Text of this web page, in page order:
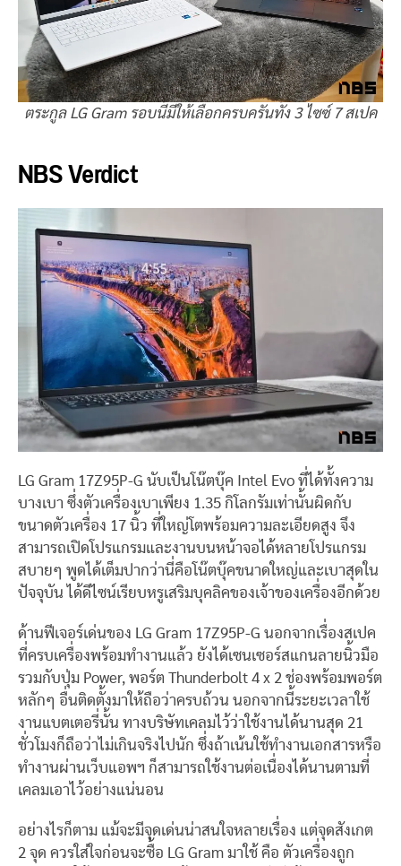
ตระกูล LG Gram รอบนี้มีให้เลือกครบครันทั้ง 3 ไซซ์ 7 สเปค
NBS Verdict
LG Gram 17Z95P-G นับเป็นโน๊ตบุ๊ค Intel Evo ที่ได้ทั้งความ
บางเบา ซึ่งตัวเครื่องเบาเพียง 1.35 กิโลกรัมเท่านั้นผิดกับ
ขนาดตัวเครื่อง 17 นิ้ว ที่ใหญ่โตพร้อมความละเอียดสูง จึง
สามารถเปิดโปรแกรมและงานบนหน้าจอได้หลายโปรแกรม
สบายๆ พูดได้เต็มปากว่านี่คือโน๊ตบุ๊คขนาดใหญ่และเบาสุดใน
ปัจจุบัน ได้ดีไซน์เรียบหรูเสริมบุคลิคของเจ้าของเครื่องอีกด้วย
ด้านฟีเจอร์เด่นของ LG Gram 17Z95P-G นอกจากเรื่องสเปค
ที่ครบเครื่องพร้อมทำงานแล้ว ยังได้เซนเซอร์สแกนลายนิ้วมือ
รวมกับปุ่ม Power, พอร์ต Thunderbolt 4 x 2 ช่องพร้อมพอร์ต
หลักๆ อื่นติดตั้งมาให้ถือว่าครบถ้วน นอกจากนี้ระยะเวลาใช้
งานแบตเตอรี่นั้น ทางบริษัทเคลมไว้ว่าใช้งานได้นานสุด 21
ชั่วโมงก็ถือว่าไม่เกินจริงไปนัก ซึ่งถ้าเน้นใช้ทำงานเอกสารหรือ
ทำงานผ่านเว็บแอพฯ ก็สามารถใช้งานต่อเนื่องได้นานตามที่
เคลมเอาไว้อย่างแน่นอน
อย่างไรก็ตาม แม้จะมีจุดเด่นน่าสนใจหลายเรื่อง แต่จุดสังเกต
2 จุด ควรใส่ใจก่อนจะซื้อ LG Gram มาใช้ คือ ตัวเครื่องถูก